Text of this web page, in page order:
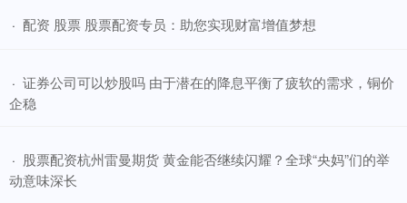
· ​配资 股票 股票配资专员：助您实现财富增值梦想
· ​证券公司可以炒股吗 由于潜在的降息平衡了疲软的需求，铜价
企稳
· ​股票配资杭州雷曼期货 黄金能否继续闪耀？全球“央妈”们的举
动意味深长